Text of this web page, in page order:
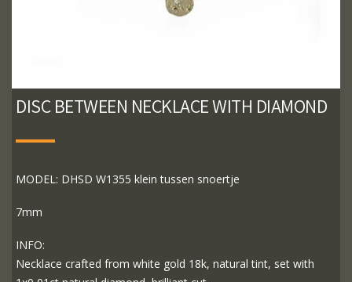
DISC BETWEEN NECKLACE WITH DIAMOND
MODEL: DHSD W1355 klein tussen snoertje
7mm
INFO:
Necklace crafted from white gold 18k, natural tint, set with